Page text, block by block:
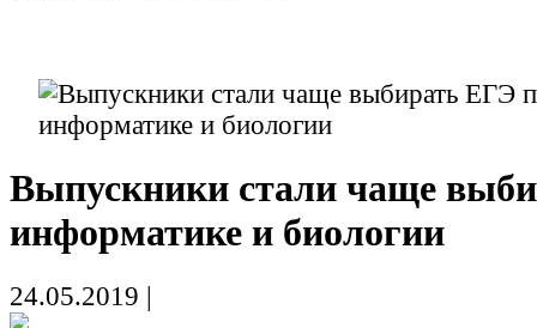
Выпускники стали чаще
информатике и биологии
24.05.2019 |